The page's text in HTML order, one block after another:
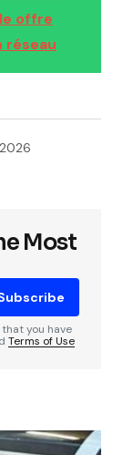
offre
réseau
Most
you have
Terms of Use